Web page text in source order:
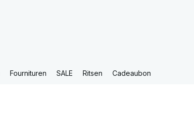
Fournituren SALE Ritsen Cadeaubon